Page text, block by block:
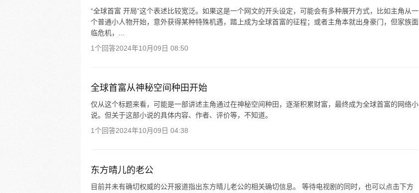
“全球首富 开局”这个表述比较宽泛。如果这是一个网文的开头设定，可能会有多种展开方式，比如主角从一
个普通小人物开始，意外获得某种特殊机遇，踏上成为全球首富的征程；或者主角本就出身豪门，但家族面
临危机，...
1个回答2024年10月09日 08:50
全球首富从神秘空间种田开始
仅从这个标题来看，可能是一部讲述主角通过在神秘空间种田，逐渐积累财富，最终成为全球首富的网络小
说。但关于这部小说的具体内容、作者、评价等，不知道。
1个回答2024年10月09日 04:38
东方晴儿的老公
目前并未有确切权威的公开报道指出东方晴儿老公的相关确切信息。 等待电视剧的同时，也可以点击下方